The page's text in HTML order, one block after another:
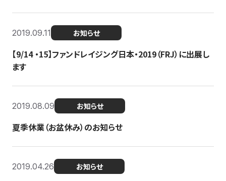
2019.09.11 お知らせ
【9/14 ・15】ファンドレイジング日本・2019（FRJ）に出展し
ます
2019.08.09 お知らせ
夏季休業（お盆休み）のお知らせ
2019.04.26 お知らせ